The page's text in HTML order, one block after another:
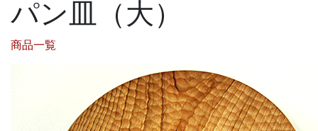
パン皿（大）
商品一覧